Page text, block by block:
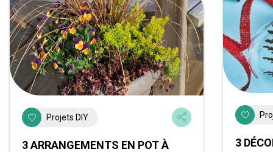
Projets DIY
3 ARRANGEMENTS EN POT À
3